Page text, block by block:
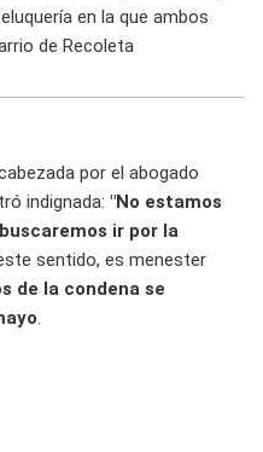
en la que ambos
de Recoleta
por el abogado
indignada: "No estamos
ir por la
sentido, es menester
de la condena se
.